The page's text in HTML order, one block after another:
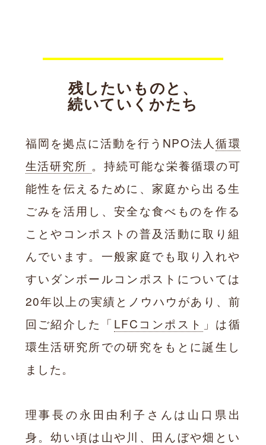
残したいものと、
続いていくかたち
福岡を拠点に活動を行うNPO法人循環
生活研究所 。持続可能な栄養循環の可
能性を伝えるために、家庭から出る生
ごみを活用し、安全な食べものを作る
ことやコンポストの普及活動に取り組
んでいます。一般家庭でも取り入れや
すいダンボールコンポストについては
20年以上の実績とノウハウがあり、前
回ご紹介した「 LFCコンポスト 」は循
環生活研究所での研究をもとに誕生し
ました。
理事長の永田由利子さんは山口県出
身。幼い頃は山や川、田んぼや畑とい